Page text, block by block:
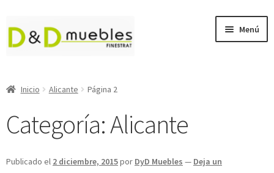
Menú
Muebles de Salón
Inicio Alicante Página 2
Categoría:Alicante
Publicado el 2 diciembre, 2015por DyD Muebles — Deja un